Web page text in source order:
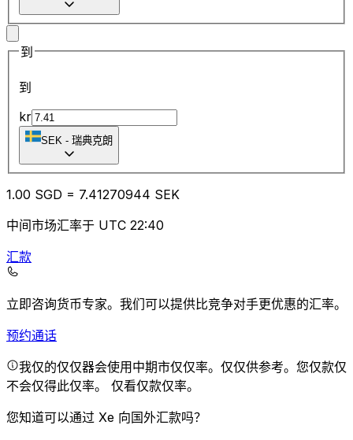
到
到
kr
SEK - 瑞典克朗
1.00 SGD = 7.41270944 SEK
中间市场汇率于 UTC 22:40
汇款
立即咨询货币专家。 我们可以提供比竞争对手更优惠的汇率。
预约通话
我仅的仅仅器会使用中期市仅仅率。仅仅供参考。您仅款仅
不会仅得此仅率。 仅看仅款仅率。
您知道可以通过 Xe 向国外汇款吗？